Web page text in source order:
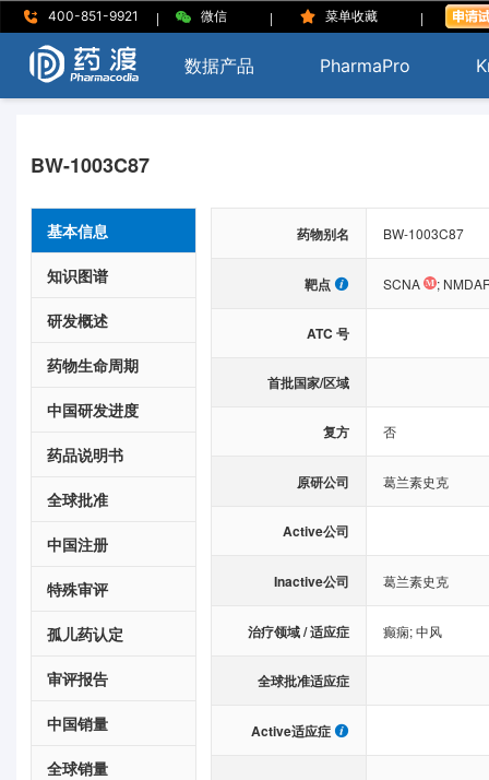
400-851-9921 | 微信 | 菜单收藏 |
数据产品 PharmaPro
BW-1003C87
基本信息
知识图谱
研发概述
药物生命周期
中国研发进度
药品说明书
全球批准
中国注册
特殊审评
孤儿药认定
审评报告
中国销量
全球销量
药物别名 BW-1003C87
靶点 SCNA ;
ATC 号
首批国家/区域
复方 否
原研公司 葛兰素史克
Active公司
Inactive公司 葛兰素史克
治疗领域 / 适应症 癫痫;中风
全球批准适应症
Active适应症